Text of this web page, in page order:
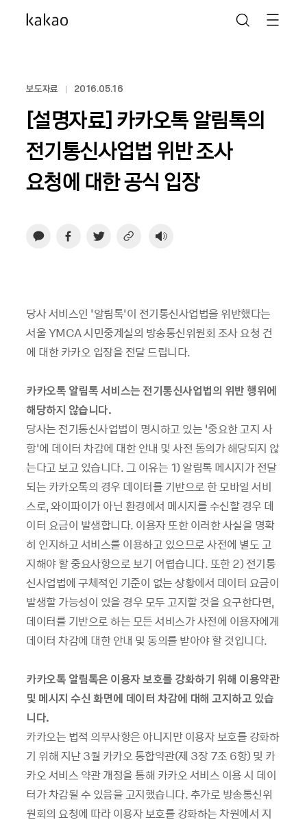
보도자료 2016.05.16
[설명자료] 카카오톡 알림톡의
전기통신사업법 위반 조사
요청에 대한 공식 입장
당사서비스인 ‘알림톡’이 전기통신사업법을 위반했다는
서울YMCA시민중계실의 방송통신위원회 조사요청 건
에 대한 카카오 입장을 전달드립니다.
카카오톡 알림톡서비스는전기통신사업법의 위반 행위에
해당하지 않습니다.
당사는 전기통신사업법이 명시하고 있는 ‘중요한고지 사
항’에 데이터 차감에 대한 안내 및 사전 동의가 해당되지 않
는다고보고 있습니다.그 이유는 1) 알림톡 메시지가 전달
되는 카카오톡의 경우 데이터를 기반으로 한모바일 서비
스로,와이파이가아닌 환경에서 메시지를수신할 경우 데
이터 요금이 발생합니다. 이용자또한 이러한사실을 명확
히 인지하고서비스를 이용하고 있으므로사전에 별도고
지해야할중요사항으로보기 어렵습니다.또한2) 전기통
신사업법에 구체적인 기준이 없는상황에서 데이터 요금이
발생할가능성이 있을 경우모두고지할것을요구한다면,
데이터를 기반으로 하는모든서비스가사전에 이용자에게
데이터 차감에 대한 안내 및 동의를 받아야할것입니다.
카카오톡 알림톡은 이용자보호를 강화하기 위해 이용약관
및 메시지 수신화면에 데이터 차감에 대해 고지하고 있습
니다.
카카오는 법적 의무사항은 아니지만 이용자보호를 강화하
기 위해지난3월 카카오통합약관(제 3장7조 6항) 및 카
카오서비스 약관개정을통해 카카오서비스 이용시 데이
터가차감될 수 있음을고지했습니다.추가로 방송통신위
원회의 요청에 따라 이용자보호를 강화하는차원에서 지